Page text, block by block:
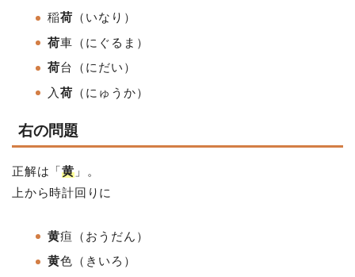
稲荷 （いなり）
荷車 （にぐるま）
荷台 （にだい ）
入 荷 （にゅうか）
右の問題
正解は「黄」。
上から時計回りに
黄疸（おうだん）
黄色 （きいろ）